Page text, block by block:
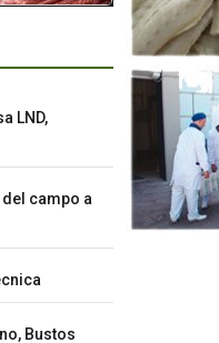
LND,
campo a
Bustos